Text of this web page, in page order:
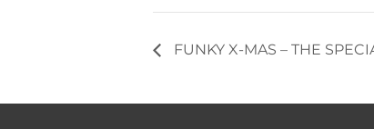
FUNKY X-MAS – THE